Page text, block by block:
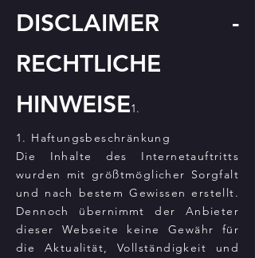
DISCLAIMER -
RECHTLICHE
HINWEISE1.
1. Haftungsbeschränkung
Die Inhalte des Internetauftritts
wurden mit größtmöglicher Sorgfalt
und nach bestem Gewissen erstellt.
Dennoch übernimmt der Anbieter
dieser Webseite keine Gewähr für
die Aktualität, Vollständigkeit und